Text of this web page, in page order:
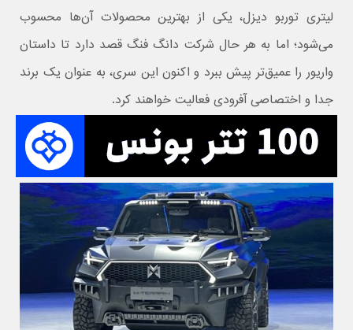
لیتری توربو دیزل، یکی از بهترین محصولات آن‌ها محسوب
می‌شود؛ اما به هر حال شرکت دانگ فنگ قصد دارد تا داستان
واریور را عمیق‌تر پیش ببرد و اکنون این سری، به عنوان یک برند
جدا و اختصاصی آفرودی فعالیت خواهند کرد.